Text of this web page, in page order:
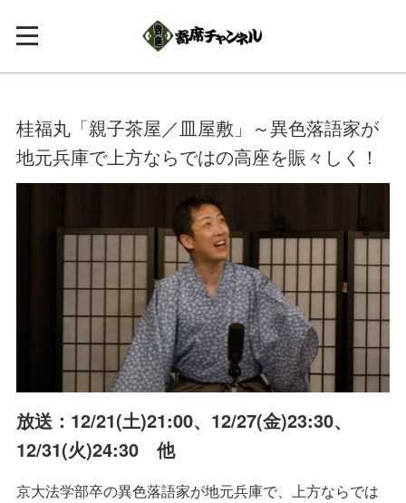
桂福丸「親子茶屋／皿屋敷」～異色落語家が
地元兵庫で上方ならではの高座を賑々しく！
放送：12/21(土)21:00、12/27(金)23:30、
12/31(火)24:30 他
京大法学部卒の異色落語家が地元兵庫で、上方ならでは